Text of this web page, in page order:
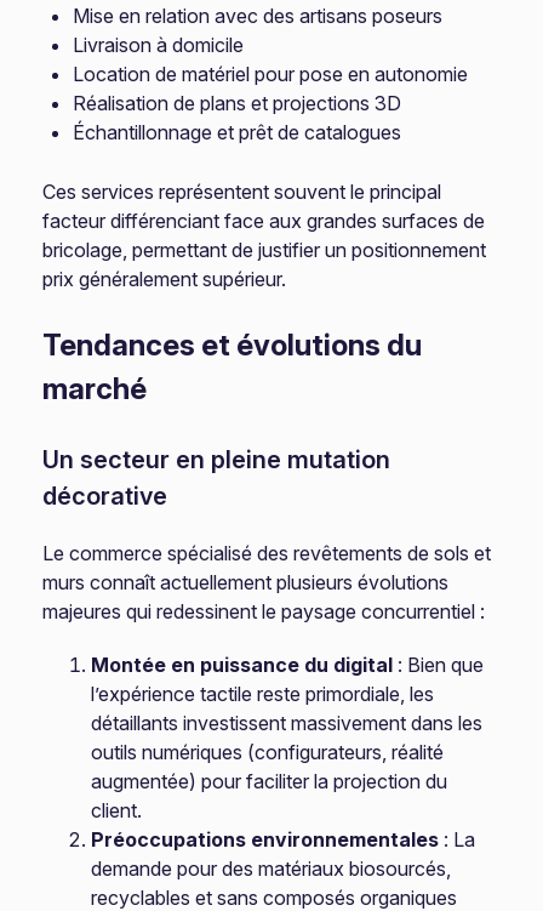
Mise en relation avec des artisans poseurs
Livraison à domicile
Location de matériel pour pose en autonomie
Réalisation de plans et projections 3D
Échantillonnage et prêt de catalogues
Ces services représentent souvent le principal
facteur différenciant face aux grandes surfaces de
bricolage, permettant de justifier un positionnement
prix généralement supérieur.
Tendances et évolutions du
marché
Un secteur en pleine mutation
décorative
Le commerce spécialisé des revêtements de sols et
murs connaît actuellement plusieurs évolutions
majeures qui redessinent le paysage concurrentiel :
Montée en puissance du digital : Bien que
l’expérience tactile reste primordiale, les
détaillants investissent massivement dans les
outils numériques (configurateurs, réalité
augmentée) pour faciliter la projection du
client.
Préoccupations environnementales : La
demande pour des matériaux biosourcés,
recyclables et sans composés organiques